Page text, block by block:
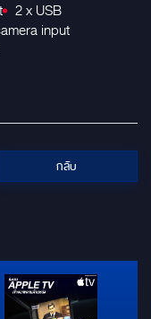
2 x USB
input
กลับ